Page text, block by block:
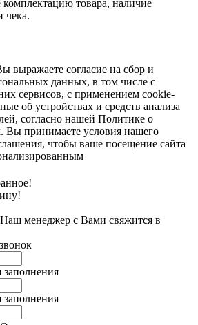
комплектацию товара, наличие
чека.
выражаете согласие на сбор и
данных, в том числе с
сервисов, с применением cookie-
об устройствах и средств анализа
согласно нашей Политике о
Вы принимаете условия нашего
чтобы ваше посещение сайта
менеджер с Вами свяжится в
заполнения
заполнения